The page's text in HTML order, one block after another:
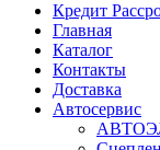
Кредит
Главная
Каталог
Контакты
Доставка
Автосервис